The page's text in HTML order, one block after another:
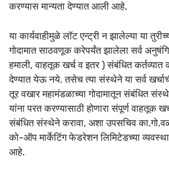
करण्यास मान्यता देण्यात आली आहे.
या कार्यवाहीमुळे लॉट एन्ट्री न झालेल्या या
गोदामात साठवणूक करेपर्यंत झालेला सर्व
हमाली, वाहतूक खर्च व इतर ) संबंधित
देण्यात येऊ नये. तसेच त्या संस्थेने या सर्व
तूर वखार महामंडळाच्या गोदामातून संबंधित
यांना परत करण्यासाठी होणारा संपूर्ण वाहतूक
संबंधित संस्थेने करावा, अशा उपसचिव
को-ऑप मार्केटिंग फेडरेशन लिमिटेडच्या
आहे.